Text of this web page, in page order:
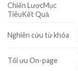
Chiến LượcMục
TiêuKết Quả
Nghiên cứu từ khóa
Tối ưu On-page